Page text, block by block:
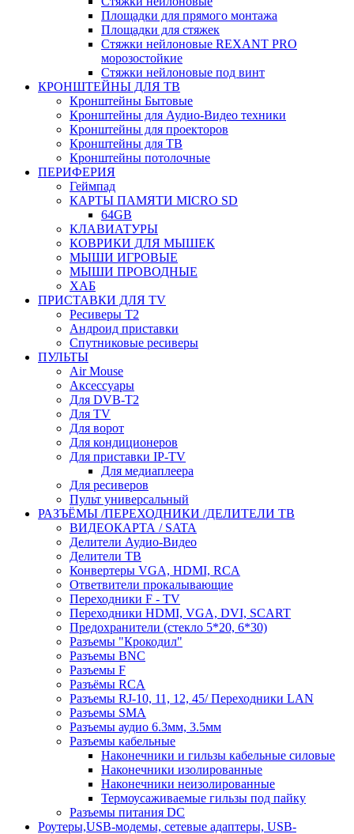
Площадки для прямого монтажа
Площадки для стяжек
Стяжки нейлоновые REXANT PRO
морозостойкие
Стяжки нейлоновые под винт
КРОНШТЕЙНЫ ДЛЯ ТВ
Кронштейны Бытовые
Кронштейны для Аудио-Видео техники
Кронштейны для проекторов
Кронштейны для ТВ
Кронштейны потолочные
ПЕРИФЕРИЯ
Геймпад
КАРТЫ ПАМЯТИ MICRO SD
64GB
КЛАВИАТУРЫ
КОВРИКИ ДЛЯ МЫШЕК
МЫШИ ИГРОВЫЕ
МЫШИ ПРОВОДНЫЕ
ХАБ
ПРИСТАВКИ ДЛЯ TV
Ресиверы Т2
Андроид приставки
Спутниковые ресиверы
ПУЛЬТЫ
Air Mouse
Аксессуары
Для DVB-T2
Для TV
Для ворот
Для кондиционеров
Для приставки IP-TV
Для медиаплеера
Для ресиверов
Пульт универсальный
РАЗЪЁМЫ /ПЕРЕХОДНИКИ /ДЕЛИТЕЛИ ТВ
ВИДЕОКАРТА / SATA
Делители Аудио-Видео
Делители ТВ
Конвертеры VGA, HDMI, RCA
Ответвители прокалывающие
Переходники F - TV
Переходники HDMI, VGA, DVI, SCART
Предохранители (стекло 5*20, 6*30)
Разъемы "Крокодил"
Разъемы BNC
Разъемы F
Разъёмы RCA
Разъемы RJ-10, 11, 12, 45/ Переходники LAN
Разъемы SMA
Разъемы аудио 6.3мм, 3.5мм
Разъемы кабельные
Наконечники и гильзы кабельные силовые
Наконечники изолированные
Наконечники неизолированные
Термоусаживаемые гильзы под пайку
Разъемы питания DC
Роутеры,USB-модемы, сетевые адаптеры, USB-